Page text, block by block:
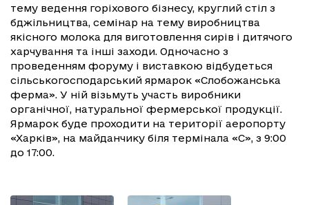
тему ведення горіхового бізнесу, круглий стіл з
бджільництва, семінар на тему виробництва
якісного молока для виготовлення сирів і дитячого
харчування та інші заходи. Одночасно з
проведенням форуму і виставкою відбудеться
сільськогосподарський ярмарок «Слобожанська
ферма». У ній візьмуть участь виробники
органічної, натуральної фермерської продукції.
Ярмарок буде проходити на території аеропорту
«Харків», на майданчику біля термінала «С», з 9:00
до 17:00.